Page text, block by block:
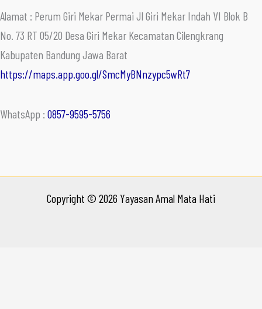
Alamat : Perum Giri Mekar Permai Jl Giri Mekar Indah VI Blok B
No. 73 RT 05/20 Desa Giri Mekar Kecamatan Cilengkrang
Kabupaten Bandung Jawa Barat
https://maps.app.goo.gl/SmcMyBNnzypc5wRt7
WhatsApp : 0857-9595-5756
Copyright © 2026 Yayasan Amal Mata Hati